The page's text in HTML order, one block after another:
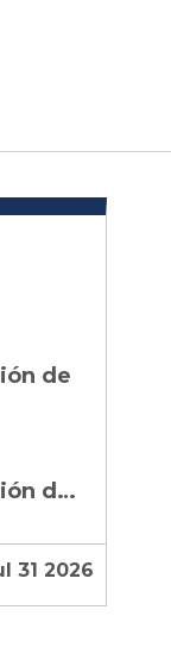
de
Consejo de Estado Sección Tercera - Subsección C: Acción de Tutela – Auto Admisorio Radicado 2026-05732
31 2026